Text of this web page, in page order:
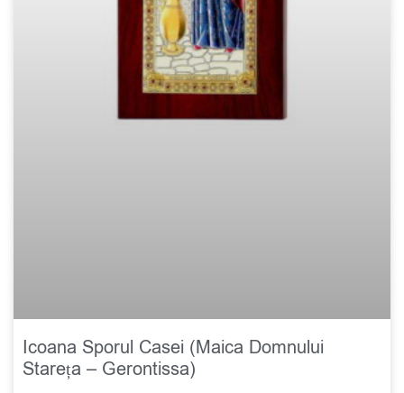
Icoana Sporul Casei (Maica Domnului
Stareța – Gerontissa)